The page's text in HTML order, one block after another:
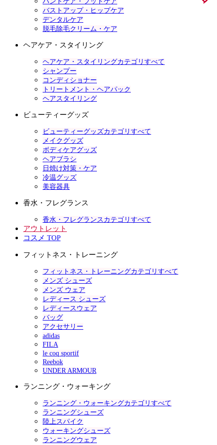
バストアップ・ヒップケア
デンタルケア
脱毛除毛クリーム・ケア
ヘアケア・スタイリング
ヘアケア・スタイリングカテゴリすべて
シャンプー
コンディショナー
トリートメント・ヘアパック
ヘアスタイリング
ビューティーグッズ
ビューティーグッズカテゴリすべて
メイクグッズ
ボディケアグッズ
ヘアブラシ
日焼け対策・ケア
冷温グッズ
美容器具
香水・フレグランス
香水・フレグランスカテゴリすべて
アウトレット
コスメ TOP
フィットネス・トレーニング
フィットネス・トレーニングカテゴリすべて
メンズ シューズ
メンズ ウェア
レディース シューズ
レディースウェア
バッグ
アクセサリー
adidas
FILA
le coq sportif
Reebok
UNDER ARMOUR
ランニング・ウォーキング
ランニング・ウォーキングカテゴリすべて
ランニングシューズ
陸上スパイク
ウォーキングシューズ
ランニングウェア